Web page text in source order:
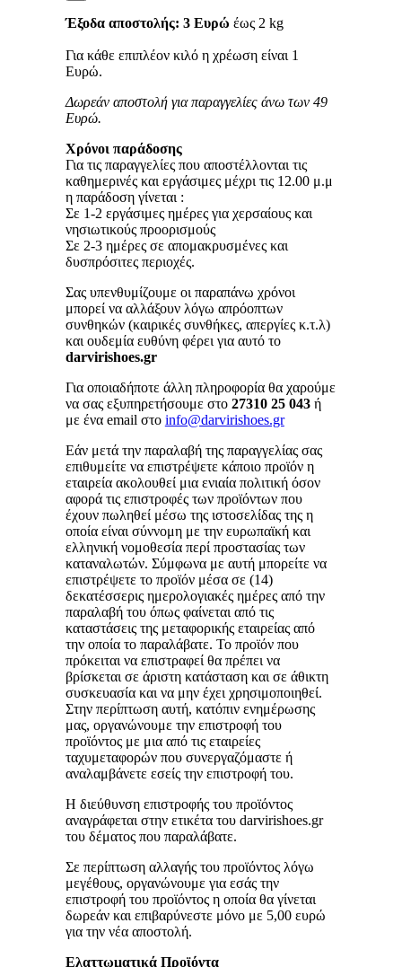
Έξοδα αποστολής: 3 Ευρώ έως 2 kg
Για κάθε επιπλέον κιλό η χρέωση είναι 1
Ευρώ.
Δωρεάν αποστολή για παραγγελίες άνω των 49
Ευρώ.
Χρόνοι παράδοσης
Για τις παραγγελίες που αποστέλλονται τις
καθημερινές και εργάσιμες μέχρι τις 12.00 μ.μ
η παράδοση γίνεται :
Σε 1-2 εργάσιμες ημέρες για χερσαίους και
νησιωτικούς προορισμούς
Σε 2-3 ημέρες σε απομακρυσμένες και
δυσπρόσιτες περιοχές.
Σας υπενθυμίζουμε οι παραπάνω χρόνοι
μπορεί να αλλάξουν λόγω απρόοπτων
συνθηκών (καιρικές συνθήκες, απεργίες κ.τ.λ)
και ουδεμία ευθύνη φέρει για αυτό το
darvirishoes.gr
Για οποιαδήποτε άλλη πληροφορία θα χαρούμε
να σας εξυπηρετήσουμε στο 27310 25 043ή
με ένα email στο info@darvirishoes.gr
Εάν μετά την παραλαβή της παραγγελίας σας
επιθυμείτε να επιστρέψετε κάποιο προϊόν η
εταιρεία ακολουθεί μια ενιαία πολιτική όσον
αφορά τις επιστροφές των προϊόντων που
έχουν πωληθεί μέσω της ιστοσελίδας της η
οποία είναι σύννομη με την ευρωπαϊκή και
ελληνική νομοθεσία περί προστασίας των
καταναλωτών. Σύμφωνα με αυτή μπορείτε να
επιστρέψετε το προϊόν μέσα σε (14)
δεκατέσσερις ημερολογιακές ημέρες από την
παραλαβή του όπως φαίνεται από τις
καταστάσεις της μεταφορικής εταιρείας από
την οποία το παραλάβατε. Το προϊόν που
πρόκειται να επιστραφεί θα πρέπει να
βρίσκεται σε άριστη κατάσταση και σε άθικτη
συσκευασία και να μην έχει χρησιμοποιηθεί.
Στην περίπτωση αυτή, κατόπιν ενημέρωσης
μας, οργανώνουμε την επιστροφή του
προϊόντος με μια από τις εταιρείες
ταχυμεταφορών που συνεργαζόμαστε ή
αναλαμβάνετε εσείς την επιστροφή του.
Η διεύθυνση επιστροφής του προϊόντος
αναγράφεται στην ετικέτα του darvirishoes.gr
του δέματος που παραλάβατε.
Σε περίπτωση αλλαγής του προϊόντος λόγω
μεγέθους, οργανώνουμε για εσάς την
επιστροφή του προϊόντος η οποία θα γίνεται
δωρεάν και επιβαρύνεστε μόνο με 5,00 ευρώ
για την νέα αποστολή.
Ελαττωματικά Προϊόντα